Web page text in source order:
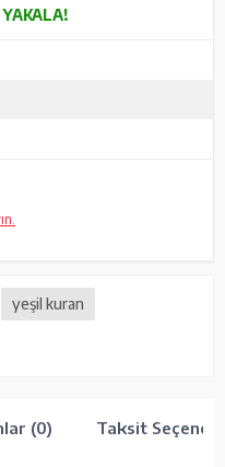
yeşil kuran
(0) Taksit